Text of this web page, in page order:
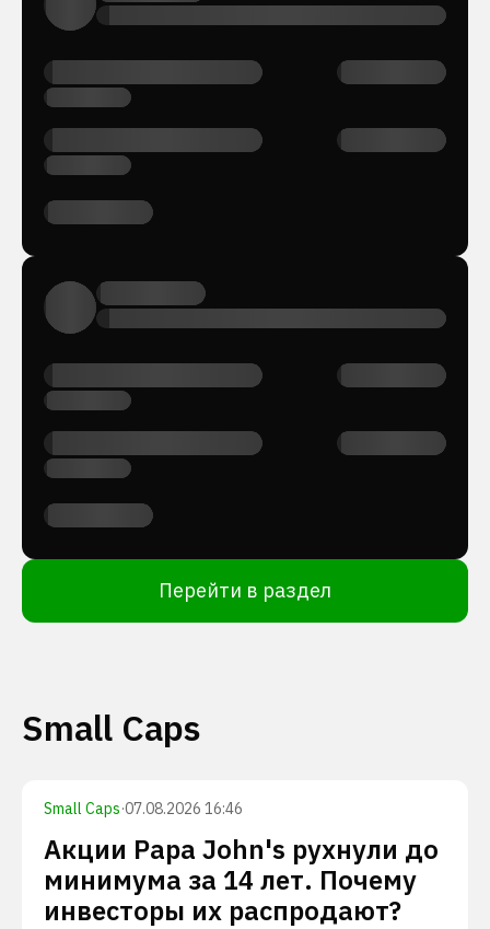
Перейти в раздел
Small Caps
Small Caps·07.08.2026 16:46
Акции Papa John's рухнули до
минимума за 14 лет. Почему
инвесторы их распродают?